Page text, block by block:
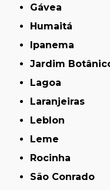
Gávea
Humaitá
Ipanema
Jardim
Lagoa
Laranjeiras
Leblon
Leme
Rocinha
São Conrado